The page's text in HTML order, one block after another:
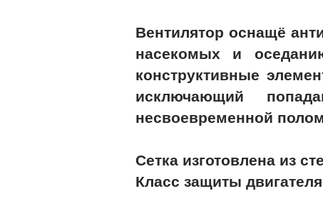
Вентилятор оснащё
насекомых и
конструктивные
исключающий
несвоевременной
Сетка изготовлена из
Класс защиты